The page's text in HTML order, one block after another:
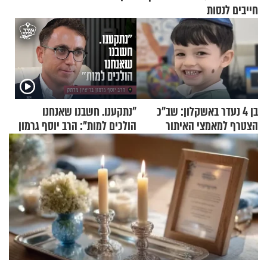
חייבים לנסות
בן 4 נעדר באשקלון: שב"כ
הצטרף למאמצי האיתור
"נתקענו. חשבנו שאנחנו
הולכים למות": הרב יוסף גרמון
בריאיון מרתק